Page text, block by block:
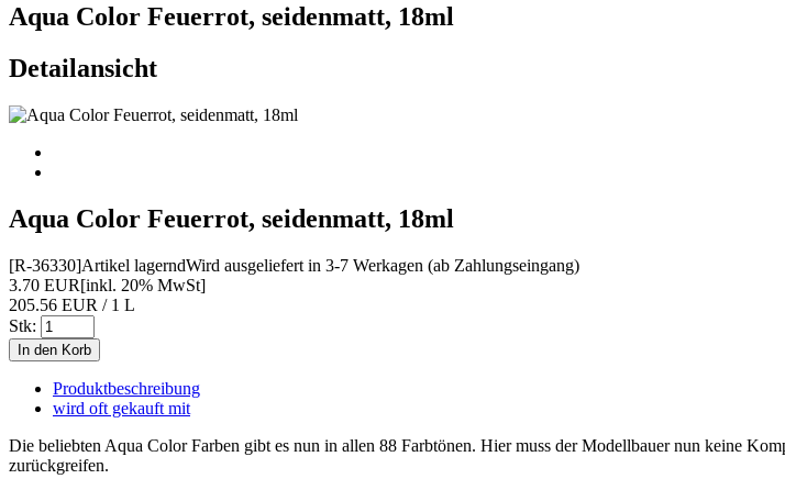
Aqua Color Feuerrot, seidenmatt, 18ml
Detailansicht
Aqua Color Feuerrot, seidenmatt, 18ml
[R-36330]Artikel lagerndWird ausgeliefert in 3-7 Werkagen (ab Zahlungseingang)
3.70 EUR[inkl. 20% MwSt]
205.56 EUR / 1 L
Stk:
Produktbeschreibung
wird oft gekauft mit
Die beliebten Aqua Color Farben gibt es nun in allen 88 Farbtönen. Hier muss der Modellbauer nun keine
zurückgreifen.